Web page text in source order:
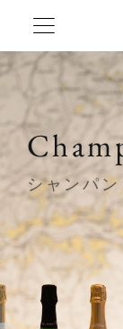
content
シャンパ